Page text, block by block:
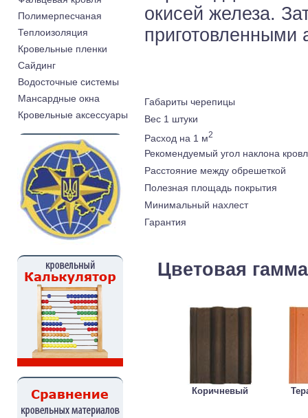
Полимерпесчаная
Теплоизоляция
Кровельные пленки
Cайдинг
Водосточные системы
Мансардные окна
Кровельные аксессуары
окисей железа.
приготовленными
Габариты черепицы
Вес 1 штуки
Расход на 1 м2
Рекомендуемый угол наклона
Расстояние между обрешеткой
Полезная площадь покрытия
Минимальный нахлест
Гарантия
Цветовая гамма
Коричневый